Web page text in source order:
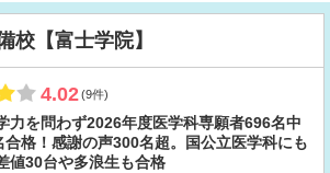
校【富士学院】
4.02(9件)
力を問わず2026年度医学科専願者696名中
合格！感謝の声300名超。国公立医学科にも
値30台や多浪生も合格